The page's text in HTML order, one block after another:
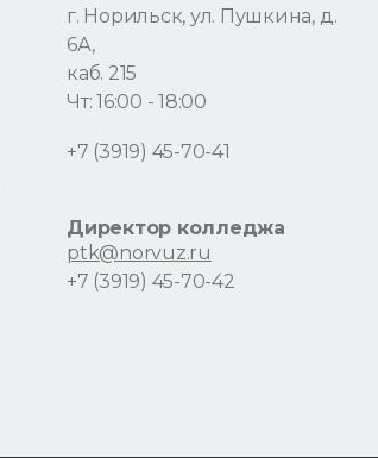
г. Норильск, ул. Пушкина, д.
6А,
каб. 215
Чт: 16:00 - 18:00
+7 (3919) 45-70-41
Директор колледжа
ptk@norvuz.ru
+7 (3919) 45-70-42